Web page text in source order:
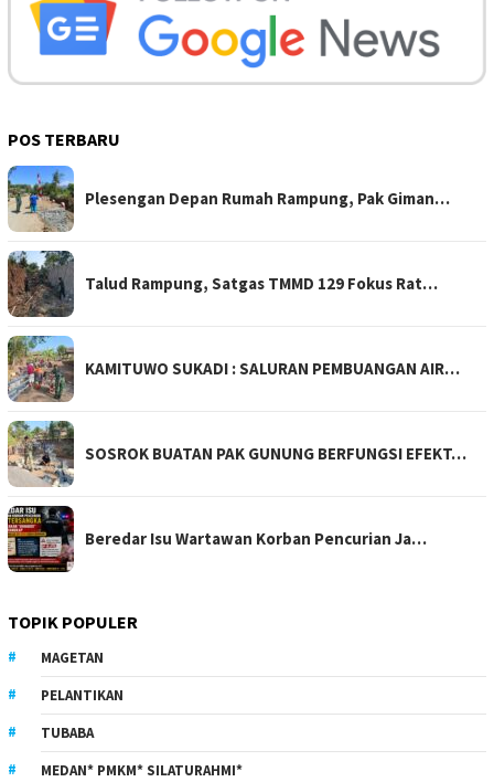
POS TERBARU
Plesengan Depan Rumah Rampung, Pak Giman…
Talud Rampung, Satgas TMMD 129 Fokus Rat…
KAMITUWO SUKADI : SALURAN PEMBUANGAN AIR…
SOSROK BUATAN PAK GUNUNG BERFUNGSI EFEKT…
Beredar Isu Wartawan Korban Pencurian Ja…
TOPIK POPULER
MAGETAN
PELANTIKAN
TUBABA
MEDAN* PMKM* SILATURAHMI*